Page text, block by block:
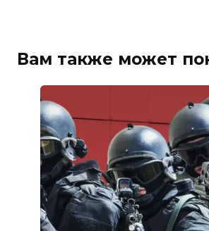
Вам также может